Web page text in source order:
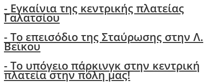
- Εγκαίνια της κεντρικής πλατείας
Γαλατσίου
- Το επεισόδιο της Σταύρωσης στην Λ.
Βεϊκου
- Το υπόγειο πάρκινγκ στην κεντρική
πλατεία στην πόλη μας!